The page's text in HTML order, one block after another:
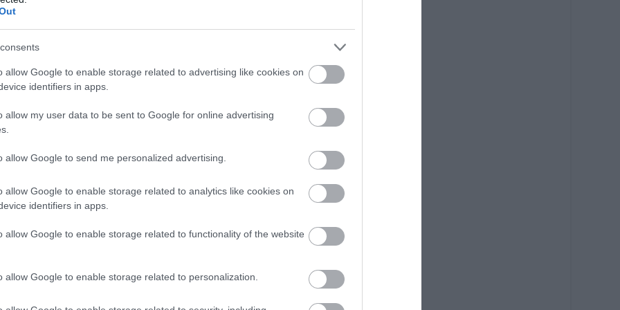
allow Google to enable storage related to advertising like cookies on
identifiers in apps.
allow my user data to be sent to Google for online advertising
allow Google to send me personalized advertising.
allow Google to enable storage related to analytics like cookies on
identifiers in apps.
allow Google to enable storage related to functionality of the website
allow Google to enable storage related to personalization.
bor
nehéz egyik kezeddel egy pohár bort egyensúlyozni,
tartod, akkor itt a megoldás! Ez a zseniális tényárka
majd vele.